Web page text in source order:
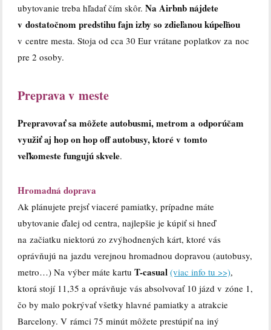
ubytovanie treba hľadať čím skôr.Na Airbnb nájdete
v dostatočnom predstihu fajn izby so zdieľanou kúpeľňou
v centre mesta. Stoja od cca 30 Eur vrátane poplatkov za noc
pre 2 osoby.
Preprava v meste
Prepravovať sa môžete autobusmi, metrom a odporúčam
využiť aj hop on hop off autobusy, ktoré v tomto
veľkomeste fungujú skvele.
Hromadná doprava
Ak plánujete prejsť viaceré pamiatky, prípadne máte
ubytovanie ďalej od centra, najlepšie je kúpiť si hneď
na začiatku niektorú zo zvýhodnených kárt, ktoré vás
oprávňujú na jazdu verejnou hromadnou dopravou (autobusy,
metro…) Na výber máte kartuT-casual (viac info tu >>),
ktorá stojí 11,35 a oprávňuje vás absolvovať 10 jázd v zóne 1,
čo by malo pokrývať všetky hlavné pamiatky a atrakcie
Barcelony. V rámci 75 minút môžete prestúpiť na iný